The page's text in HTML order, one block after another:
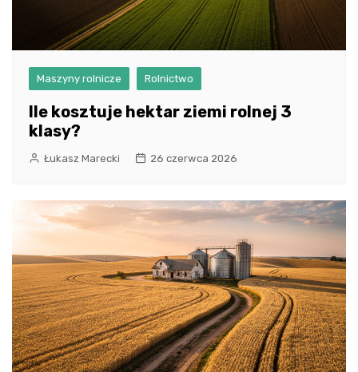
Maszyny rolnicze Rolnictwo
Ile kosztuje hektar ziemi rolnej 3
klasy?
Łukasz Marecki 26 czerwca 2026